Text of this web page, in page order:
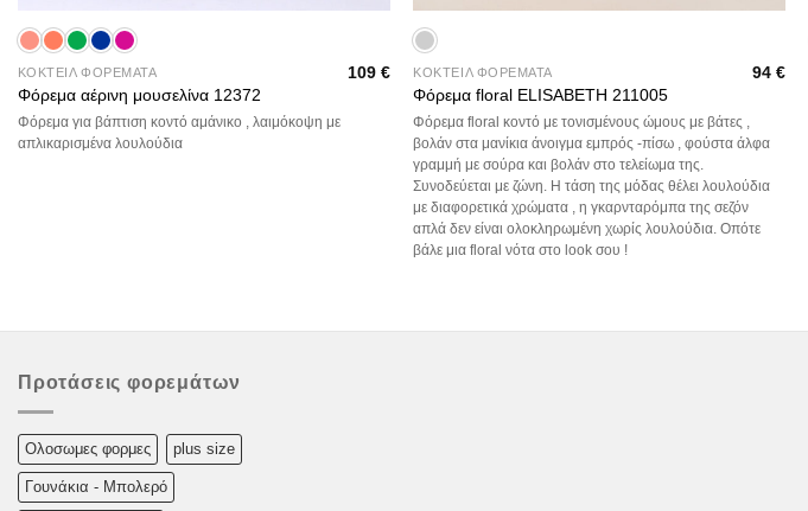
ΚΟΚΤΕΙΛ ΦΟΡΕΜΑΤΑ
Φόρεμα αέρινη μουσελίνα 12372
109 €
Φόρεμα για βάπτιση κοντό αμάνικο , λαιμόκοψη με
απλικαρισμένα λουλούδια
ΚΟΚΤΕΙΛ ΦΟΡΕΜΑΤΑ
Φόρεμα floral ELISABETH 211005
94€
Φόρεμα floral κοντό με τονισμένους ώμους με βάτες ,
βολάν στα μανίκια άνοιγμα εμπρός -πίσω , φούστα άλφα
γραμμή με σούρα και βολάν στο τελείωμα της.
Συνοδεύεται με ζώνη. Η τάση της μόδας θέλει λουλούδια
με διαφορετικά χρώματα , η γκαρνταρόμπα της σεζόν
απλά δεν είναι ολοκληρωμένη χωρίς λουλούδια. Οπότε
βάλε μια floral νότα στο look σου !
Προτάσεις φορεμάτων
Oλoσωμες φoρμες plus size
Γουνάκια - Μπολερό